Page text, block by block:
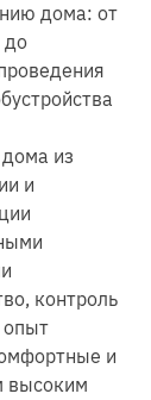
дома: от
до
из
и
контроль
опыт
и
высоким